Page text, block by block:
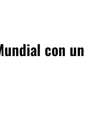
con un